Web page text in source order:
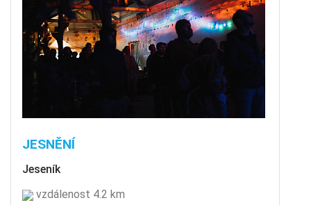
JESNĚNÍ
Jeseník
vzdálenost 4.2 km